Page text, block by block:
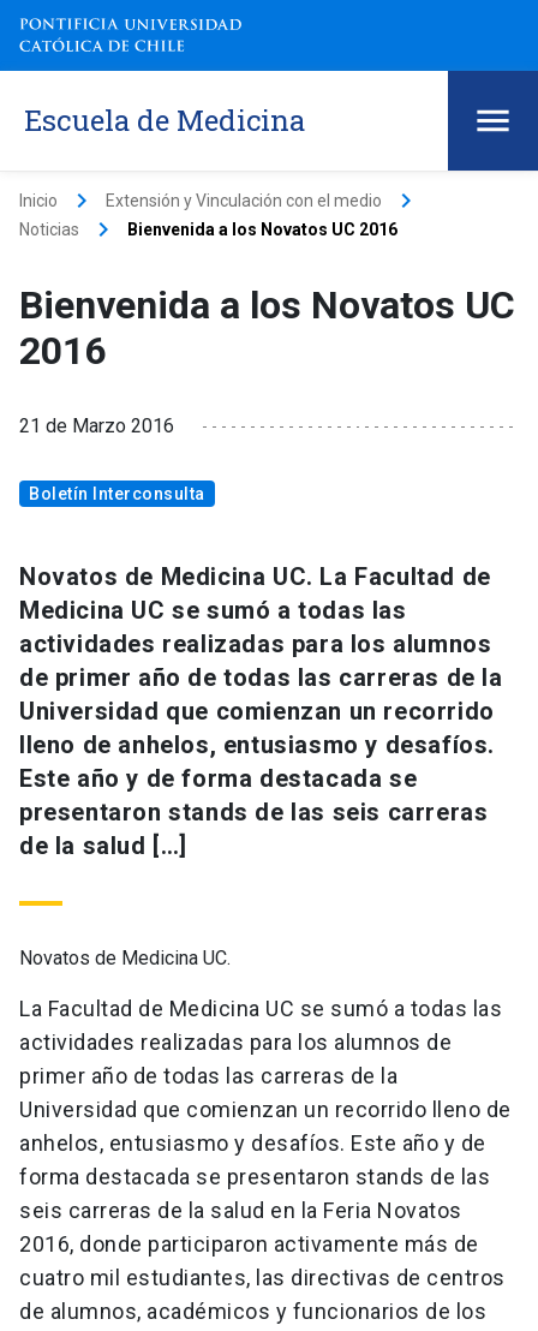
Escuela de Medicina
Inicio keyboard_arrow_right Extensión y Vinculación con el medio keyboard_arrow_right
Noticias keyboard_arrow_right Bienvenida a los Novatos UC 2016
Bienvenida a los Novatos UC
2016
21 de Marzo 2016
Boletín Interconsulta
Novatos de Medicina UC. La Facultad de
Medicina UC se sumó a todas las
actividades realizadas para los alumnos
de primer año de todas las carreras de la
Universidad que comienzan un recorrido
lleno de anhelos, entusiasmo y desafíos.
Este año y de forma destacada se
presentaron stands de las seis carreras
de la salud […]
Novatos de Medicina UC.
La Facultad de Medicina UC se sumó a todas las
actividades realizadas para los alumnos de
primer año de todas las carreras de la
Universidad que comienzan un recorrido lleno de
anhelos, entusiasmo y desafíos. Este año y de
forma destacada se presentaron stands de las
seis carreras de la salud en la Feria Novatos
2016, donde participaron activamente más de
cuatro mil estudiantes, las directivas de centros
de alumnos, académicos y funcionarios de los